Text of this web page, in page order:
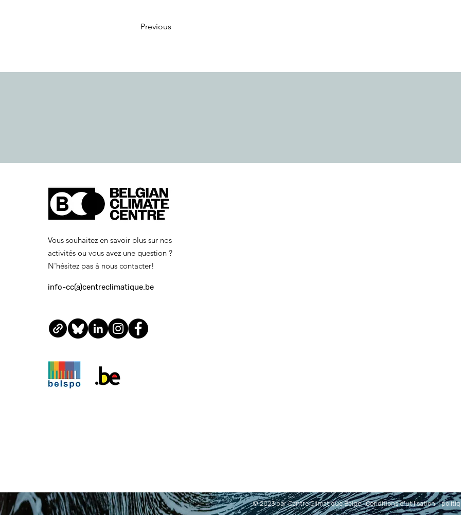
Previous
Vous souhaitez en savoir plus sur nos
activités ou vous avez une question ?
N'hésitez pas à nous contacter!
info-cc(a)centreclimatique.be
© 2023 par Centre Climatique Belge|Conditions d'utilisation|